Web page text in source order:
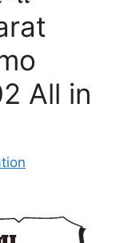
All in